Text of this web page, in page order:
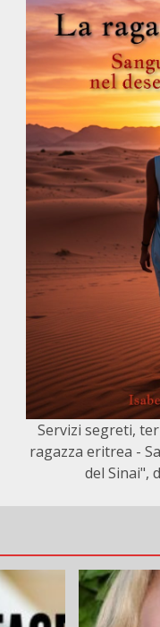
Servizi segreti,
ragazza eritrea -
del Sinai",